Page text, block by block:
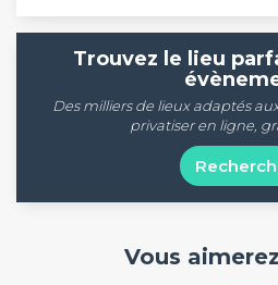
Trouvez le lieu
Des milliers de lieux adaptés
privatiser en ligne,
Vous